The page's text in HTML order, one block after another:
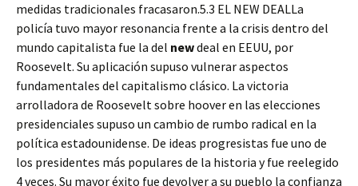
medidas tradicionales fracasaron.5.3 EL NEW DEALLa
policía tuvo mayor resonancia frente a la crisis dentro del
mundo capitalista fue la del newdeal en EEUU, por
Roosevelt. Su aplicación supuso vulnerar aspectos
fundamentales del capitalismo clásico. La victoria
arrolladora de Roosevelt sobre hoover en las elecciones
presidenciales supuso un cambio de rumbo radical en la
política estadounidense. De ideas progresistas fue uno de
los presidentes más populares de la historia y fue reelegido
4 veces. Su mayor éxito fue devolver a su pueblo la confianza